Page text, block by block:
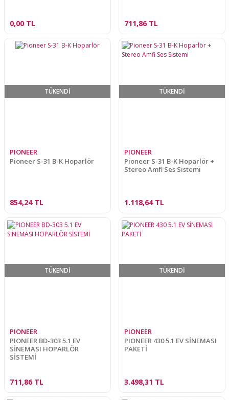
0,00 TL 711,86 TL
TÜKENDİ
PIONEER
Pioneer S-31 B-K Hoparlör
854,24 TL
TÜKENDİ
PIONEER
Pioneer S-31 B-K Hoparlör +
Stereo Amfi Ses Sistemi
1.118,64 TL
TÜKENDİ
PIONEER
PIONEER BD-303 5.1 EV
SİNEMASI HOPARLÖR
SİSTEMİ
711,86 TL
TÜKENDİ
PIONEER
PIONEER 430 5.1 EV SİNEMASI
PAKETİ
3.498,31 TL